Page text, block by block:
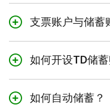
为您通常可以通
储蓄账户的类型
无论您的储蓄目
单、灵活且便捷
现自己的目标：
支票账户与储蓄
支票账户是您可
是一种您可以每
储蓄账户可以帮
如何开设TD储蓄
您可以在我们的
符合您需求的账户
如何自动储蓄？